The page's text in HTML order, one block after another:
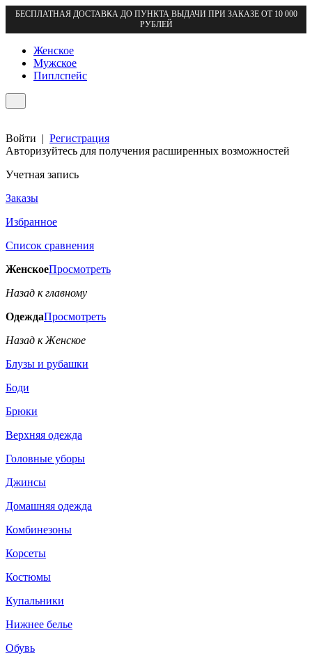
БЕСПЛАТНАЯ ДОСТАВКА ДО ПУНКТА ВЫДАЧИ ПРИ ЗАКАЗЕ ОТ 10 000
РУБЛЕЙ
Женское
Мужское
Пиплспейс
Войти | Регистрация
Авторизуйтесь для получения расширенных возможностей
Учетная запись
Заказы
Избранное
Список сравнения
ЖенскоеПросмотреть
Назад к главному
ОдеждаПросмотреть
Назад к Женское
Блузы и рубашки
Боди
Брюки
Верхняя одежда
Головные уборы
Джинсы
Домашняя одежда
Комбинезоны
Корсеты
Костюмы
Купальники
Нижнее белье
Обувь